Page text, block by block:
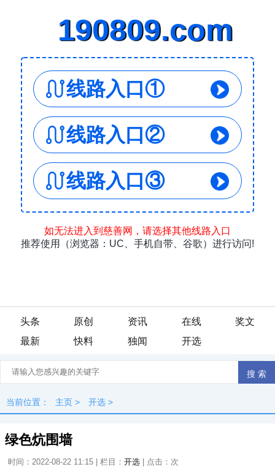
头条 原创 资讯 在线
奖文
最新
快料 独闻 开选
当前位置： 主页 > 开选 >
绿色炕围墙
时间：2022-08-22 11:15 | 栏目： 开选 | 点击： 次